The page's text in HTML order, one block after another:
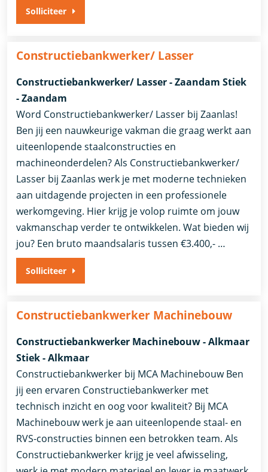
Solliciteer
Constructiebankwerker/ Lasser
Constructiebankwerker/ Lasser - Zaandam Stiek
- Zaandam
Word Constructiebankwerker/ Lasser bij Zaanlas!
Ben jij een nauwkeurige vakman die graag werkt aan
uiteenlopende staalconstructies en
machineonderdelen? Als Constructiebankwerker/
Lasser bij Zaanlas werk je met moderne technieken
aan uitdagende projecten in een professionele
werkomgeving. Hier krijg je volop ruimte om jouw
vakmanschap verder te ontwikkelen. Wat bieden wij
jou? Een bruto maandsalaris tussen €3.400,- …
Solliciteer
Constructiebankwerker Machinebouw
Constructiebankwerker Machinebouw - Alkmaar
Stiek - Alkmaar
Constructiebankwerker bij MCA Machinebouw Ben
jij een ervaren Constructiebankwerker met
technisch inzicht en oog voor kwaliteit? Bij MCA
Machinebouw werk je aan uiteenlopende staal- en
RVS-constructies binnen een betrokken team. Als
Constructiebankwerker krijg je veel afwisseling,